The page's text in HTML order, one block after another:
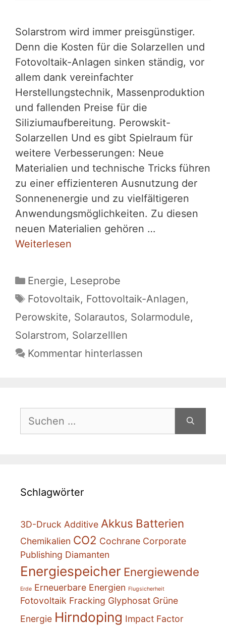
Solarstrom wird immer preisgünstiger.
Denn die Kosten für die Solarzellen und
Fotovoltaik-Anlagen sinken ständig, vor
allem dank vereinfachter
Herstellungstechnik, Massenproduktion
und fallenden Preise für die
Siliziumaufbereitung. Perowskit-
Solarzellen Und es gibt Spielraum für
weitere Verbesserungen: Neue
Materialien und technische Tricks führen
zu einer effizienteren Ausnutzung der
Sonnenenergie und zu vielfältigeren
Anwendungsmöglichkeiten. Zu diesen
neuen Materialien gehören …
Weiterlesen
Kategorien
Energie, Leseprobe
Schlagwörter
Fotovoltaik, Fottovoltaik-Anlagen,
Perowskite, Solarautos, Solarmodule,
Solarstrom, Solarzelllen
Kommentar hinterlassen
nach:
Schlagwörter
3D-Druck Additive Akkus Batterien
Chemikalien CO2 Cochrane Corporate
Publishing Diamanten
Energiespeicher Energiewende
Erde Erneuerbare Energien Flugsicherheit
Fotovoltaik Fracking Glyphosat Grüne
Energie Hirndoping Impact Factor